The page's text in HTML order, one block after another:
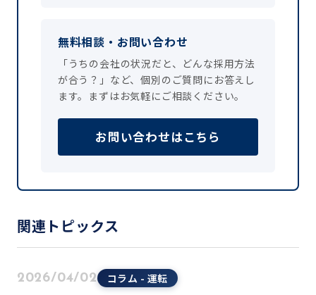
無料相談・お問い合わせ
「うちの会社の状況だと、どんな採用方法
が合う？」など、個別のご質問にお答えし
ます。まずはお気軽にご相談ください。
お問い合わせはこちら
関連トピックス
2026/04/02 コラム - 運転